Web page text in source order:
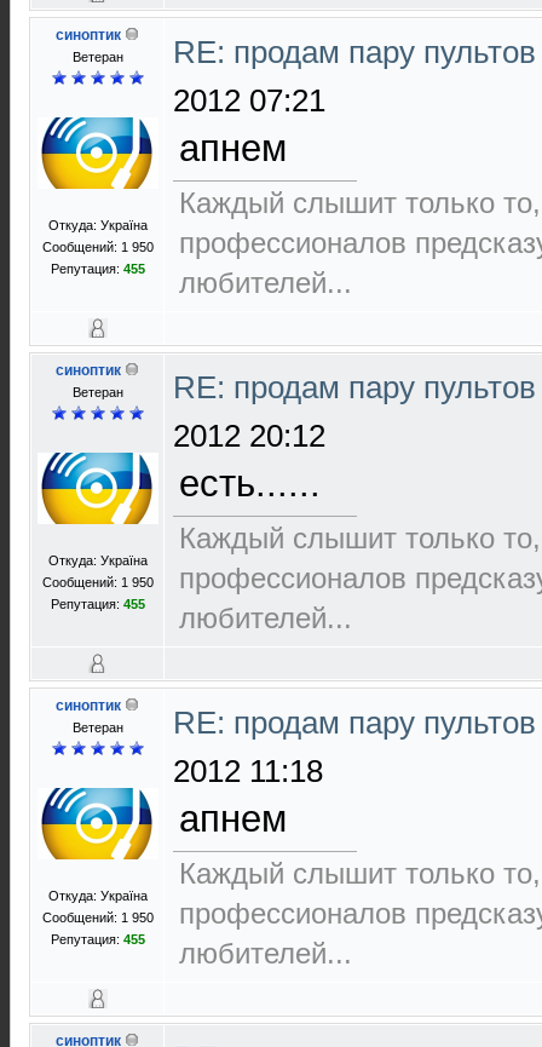
синоптик
Ветеран
Откуда: Україна
Сообщений: 1 950
Репутация: 455
RE: продам пару
2012 07:21
апнем
Каждый слышит только
пpофеccионалов
любителей...
синоптик
Ветеран
Откуда: Україна
Сообщений: 1 950
Репутация: 455
RE: продам пару
2012 20:12
есть......
Каждый слышит только
пpофеccионалов
любителей...
синоптик
Ветеран
Откуда: Україна
Сообщений: 1 950
Репутация: 455
RE: продам пару
2012 11:18
апнем
Каждый слышит только
пpофеccионалов
любителей...
синоптик